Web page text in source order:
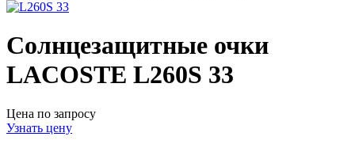
Солнцезащитные очки
LACOSTE L260S 33
Цена по запросу
Узнать цену